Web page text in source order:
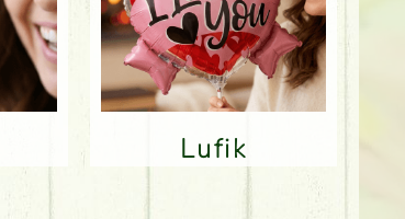
Lufik